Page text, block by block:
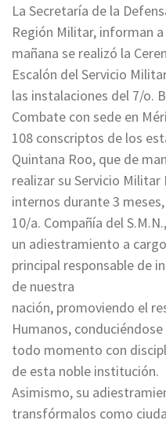
La Secretaría de la
Región Militar, informan
mañana se realizó la
Escalón del Servicio
las instalaciones del 7/o.
Combate con sede en
108 conscriptos de los
Quintana Roo, que de
realizar su Servicio
internos durante 3
10/a. Compañía del
un adiestramiento a
principal responsable de
de nuestra
nación, promoviendo el
Humanos, conduciéndose
todo momento con
de esta noble institución.
Asimismo, su
transfórmalos como